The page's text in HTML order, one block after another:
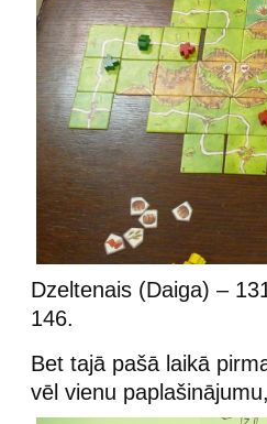
Dzeltenais (Daiga) –
146.
Bet tajā pašā laikā
vēl vienu